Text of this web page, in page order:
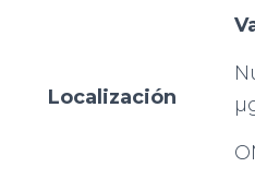
Localización